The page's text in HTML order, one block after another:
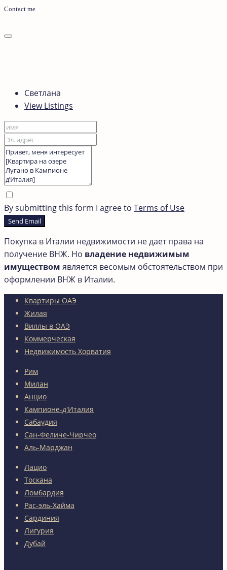
Contact me
Светлана
View Listings
By submitting this form I agree to Terms of Use
Send Email
Покупка в Италии недвижимости не дает права на
получение ВНЖ. Но владение недвижимым
имуществом является весомым обстоятельством при
оформлении ВНЖ в Италии.
Квартиры ОАЭ
Жилая
Виллы в ОАЭ
Коммерческая
Недвижимость Хорватия
Рим
Милан
Анцио
Кампионе-д'Италия
Сабаудия
Сан-Феличе-Чирчео
Аль-Марджан
Лацио
Тоскана
Ломбардия
Рас-эль-Хайма
Сардиния
Лигурия
Дубай